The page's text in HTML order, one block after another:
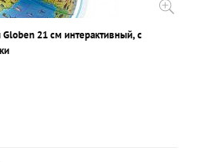
21 см интерактивный, с